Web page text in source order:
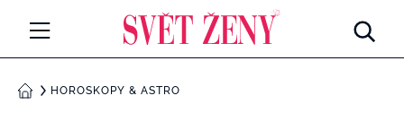
DOMŮHOROSKOPY & ASTRO